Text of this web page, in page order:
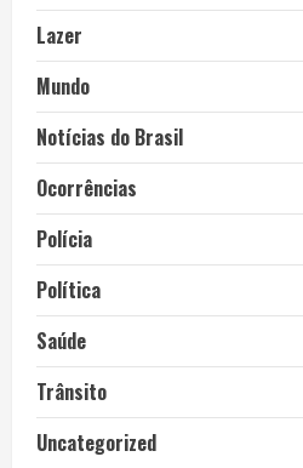
Lazer
Mundo
Notícias do Brasil
Ocorrências
Polícia
Política
Saúde
Trânsito
Uncategorized